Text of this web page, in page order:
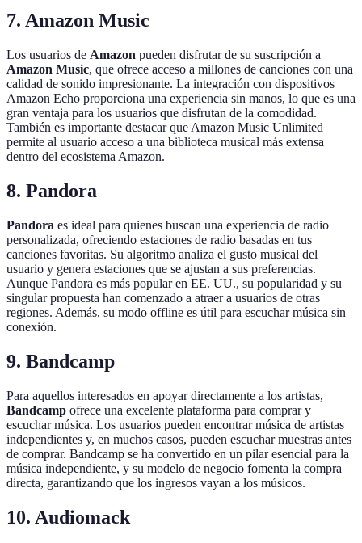
7. Amazon Music
Los usuarios de Amazon pueden disfrutar de su suscripción a
Amazon Music, que ofrece acceso a millones de canciones con una
calidad de sonido impresionante. La integración con dispositivos
Amazon Echo proporciona una experiencia sin manos, lo que es una
gran ventaja para los usuarios que disfrutan de la comodidad.
También es importante destacar que Amazon Music Unlimited
permite al usuario acceso a una biblioteca musical más extensa
dentro del ecosistema Amazon.
8. Pandora
Pandora es ideal para quienes buscan una experiencia de radio
personalizada, ofreciendo estaciones de radio basadas en tus
canciones favoritas. Su algoritmo analiza el gusto musical del
usuario y genera estaciones que se ajustan a sus preferencias.
Aunque Pandora es más popular en EE. UU., su popularidad y su
singular propuesta han comenzado a atraer a usuarios de otras
regiones. Además, su modo offline es útil para escuchar música sin
conexión.
9. Bandcamp
Para aquellos interesados en apoyar directamente a los artistas,
Bandcamp ofrece una excelente plataforma para comprar y
escuchar música. Los usuarios pueden encontrar música de artistas
independientes y, en muchos casos, pueden escuchar muestras antes
de comprar. Bandcamp se ha convertido en un pilar esencial para la
música independiente, y su modelo de negocio fomenta la compra
directa, garantizando que los ingresos vayan a los músicos.
10. Audiomack